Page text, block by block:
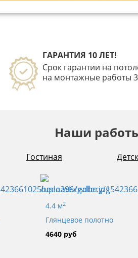
ГАРАНТИЯ 10 ЛЕТ!
Срок гарантии на
на монтажные работы
Наши
Гостиная
4.4 м2
Глянцевое полотно
4640 руб